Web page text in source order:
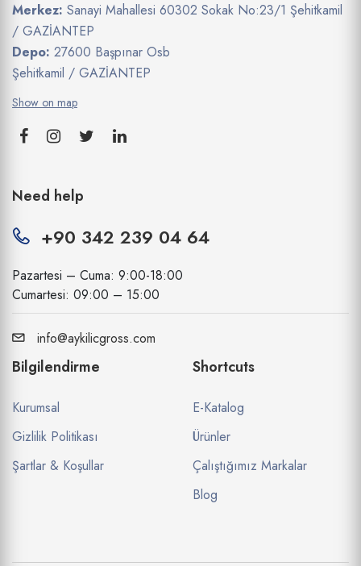
Merkez: Sanayi Mahallesi 60302 Sokak No:23/1 Şehitkamil
/ GAZİANTEP
Depo: 27600 Başpınar Osb
Şehitkamil / GAZİANTEP
Show on map
Need help
+90 342 239 04 64
Pazartesi – Cuma: 9:00-18:00
Cumartesi: 09:00 – 15:00
info@aykilicgross.com
Bilgilendirme
Kurumsal
Gizlilik Politikası
Şartlar & Koşullar
Shortcuts
E-Katalog
Ürünler
Çalıştığımız Markalar
Blog